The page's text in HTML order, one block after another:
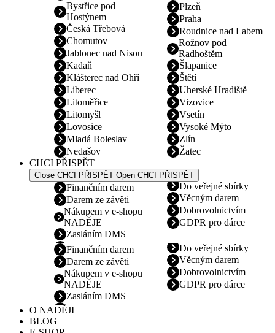
Bystřice pod
Hostýnem
Česká Třebová
Chomutov
Jablonec nad Nisou
Kadaň
Klášterec nad Ohří
Liberec
Litoměřice
Litomyšl
Lovosice
Mladá Boleslav
Nedašov
Plzeň
Praha
Roudnice nad Labem
Rožnov pod
Radhoštěm
Šlapanice
Štětí
Uherské Hradiště
Vizovice
Vsetín
Vysoké Mýto
Zlín
Žatec
CHCI PŘISPĚT
Close CHCI PŘISPĚT Open CHCI PŘISPĚT
Finančním darem
Darem ze závěti
Nákupem v e-shopu
NADĚJE
Zasláním DMS
Do veřejné sbírky
Věcným darem
Dobrovolnictvím
GDPR pro dárce
Finančním darem
Darem ze závěti
Nákupem v e-shopu
NADĚJE
Zasláním DMS
Do veřejné sbírky
Věcným darem
Dobrovolnictvím
GDPR pro dárce
O NADĚJI
BLOG